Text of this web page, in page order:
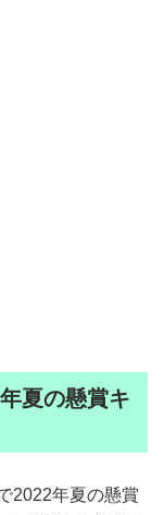
夏の懸賞キ
2022年夏の懸賞